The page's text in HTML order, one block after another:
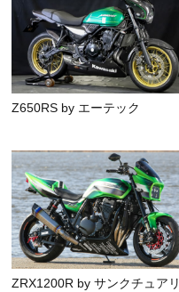
Z650RS by エーテック
ZRX1200R by サンクチュアリ